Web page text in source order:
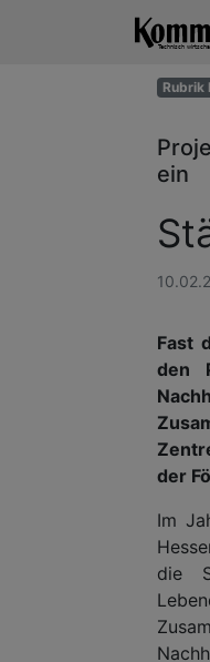
Rubrik
ein
Fast
den
der
Im
die